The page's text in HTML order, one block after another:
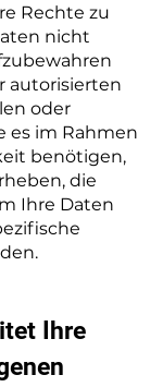
Rechte zu
nicht
autorisierten
oder
es im Rahmen
benötigen,
die
Ihre Daten
Ihre